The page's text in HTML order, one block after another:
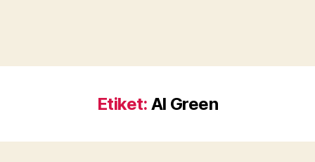
Etiket: Al Green